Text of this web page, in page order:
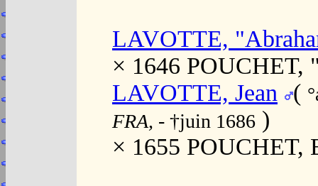
LAVOTTE,
× 1646
LAVOTTE, Jean
(
FRA, - †juin 1686 )
× 1655 POUCHET,